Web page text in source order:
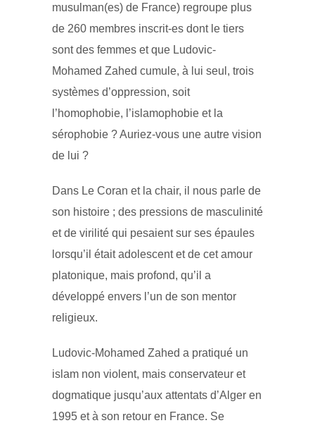
musulman(es) de France) regroupe plus
de 260 membres inscrit-es dont le tiers
sont des femmes et que Ludovic-
Mohamed Zahed cumule, à lui seul, trois
systèmes d’oppression, soit
l’homophobie, l’islamophobie et la
sérophobie ? Auriez-vous une autre vision
de lui ?
Dans Le Coran et la chair, il nous parle de
son histoire ; des pressions de masculinité
et de virilité qui pesaient sur ses épaules
lorsqu’il était adolescent et de cet amour
platonique, mais profond, qu’il a
développé envers l’un de son mentor
religieux.
Ludovic-Mohamed Zahed a pratiqué un
islam non violent, mais conservateur et
dogmatique jusqu’aux attentats d’Alger en
1995 et à son retour en France. Se